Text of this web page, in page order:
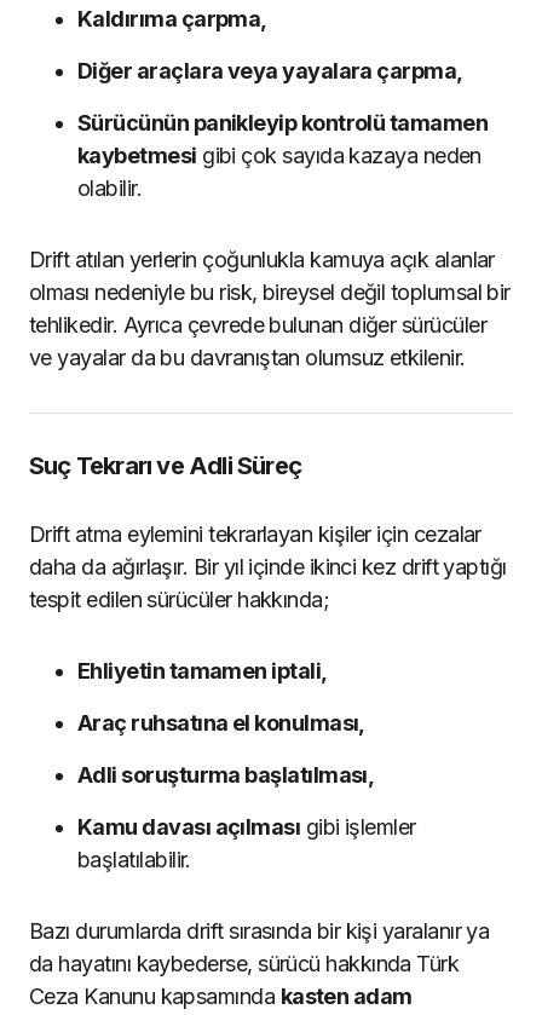
Kaldırıma çarpma,
Diğer araçlara veya yayalara çarpma,
Sürücünün panikleyip kontrolü tamamen
kaybetmesi gibi çok sayıda kazaya neden
olabilir.
Drift atılan yerlerin çoğunlukla kamuya açık alanlar
olması nedeniyle bu risk, bireysel değil toplumsal bir
tehlikedir. Ayrıca çevrede bulunan diğer sürücüler
ve yayalar da bu davranıştan olumsuz etkilenir.
Suç Tekrarı ve Adli Süreç
Drift atma eylemini tekrarlayan kişiler için cezalar
daha da ağırlaşır. Bir yıl içinde ikinci kez drift yaptığı
tespit edilen sürücüler hakkında;
Ehliyetin tamamen iptali,
Araç ruhsatına el konulması,
Adli soruşturma başlatılması,
Kamu davası açılması gibi işlemler
başlatılabilir.
Bazı durumlarda drift sırasında bir kişi yaralanır ya
da hayatını kaybederse, sürücü hakkında Türk
Ceza Kanunu kapsamında kasten adam